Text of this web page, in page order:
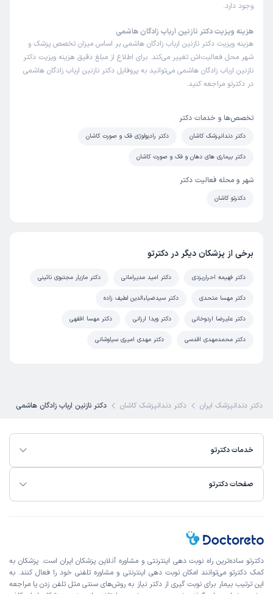
وجود دارد.
هزینه ویزیت دکتر نازنین ارباب زادگان هاشمی
هزینه ویزیت دکتر نازنین ارباب زادگان هاشمی بر اساس میزان تخصص پزشک و
شهر محل فعالیت‌اش تغییر می‌کند. برای اطلاع از مبلغ دقیق هزینه ویزیت دکتر
نازنین ارباب زادگان هاشمی می‌توانید به پروفایل دکتر نازنین ارباب زادگان هاشمی
در دکترتو مراجعه کنید.
تخصص‌ها و خدمات دکتر
دکتر دندانپزشک کاشان دکتر رادیولوژی فک و صورت کاشان
دکتر بیماری های دهان و فک و صورت کاشان
شهر و محله فعالیت دکتر
دکترتو کاشان
برخی از پزشکان دیگر در دکترتو
دکتر فهیمه احراریزدی دکتر امید مدیرامانی دکتر مازیار مجتبوی نائینی
دکتر مهسا متحدی دکتر سیدضیاءالدین لطیف زاده
دکتر علیرضا اردوخانی دکتر ویدا ارزانی دکتر مهسا افقهی
دکتر محمدمهدی اقدسی دکتر مهدی امیری سیاوشانی
دکتر دندانپزشک ایران دکتر دندانپزشک کاشان دکتر نازنین ارباب زادگان هاشمی
خدمات دکترتو
صفحات دکترتو
دکترتو ساده‌ترین راه نوبت‌ دهی اینترنتی و مشاوره آنلاین پزشکان ایران است. پزشکان به
کمک دکترتو می‌توانند امکان نوبت دهی اینترنتی و مشاوره تلفنی خود را فعال کنند. به
این ترتیب بیمار برای نوبت گیری از دکتر نیاز به روش‌های سنتی مثل تلفن زدن یا مراجعه